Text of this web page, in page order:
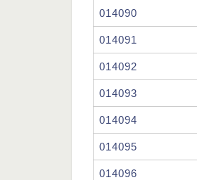
014090
014091
014092
014093
014094
014095
014096